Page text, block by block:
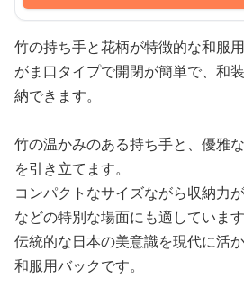
竹の持ち手と花柄が特徴的な和服用
がま口タイプで開閉が簡単で、和
納できます。
竹の温かみのある持ち手と、優雅
を引き立てます。
コンパクトなサイズながら収納力
などの特別な場面にも適しています
伝統的な日本の美意識を現代に活
和服用バックです。